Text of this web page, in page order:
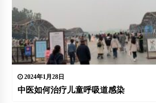
2024年1月28日
中医如何治疗儿童呼吸道感染